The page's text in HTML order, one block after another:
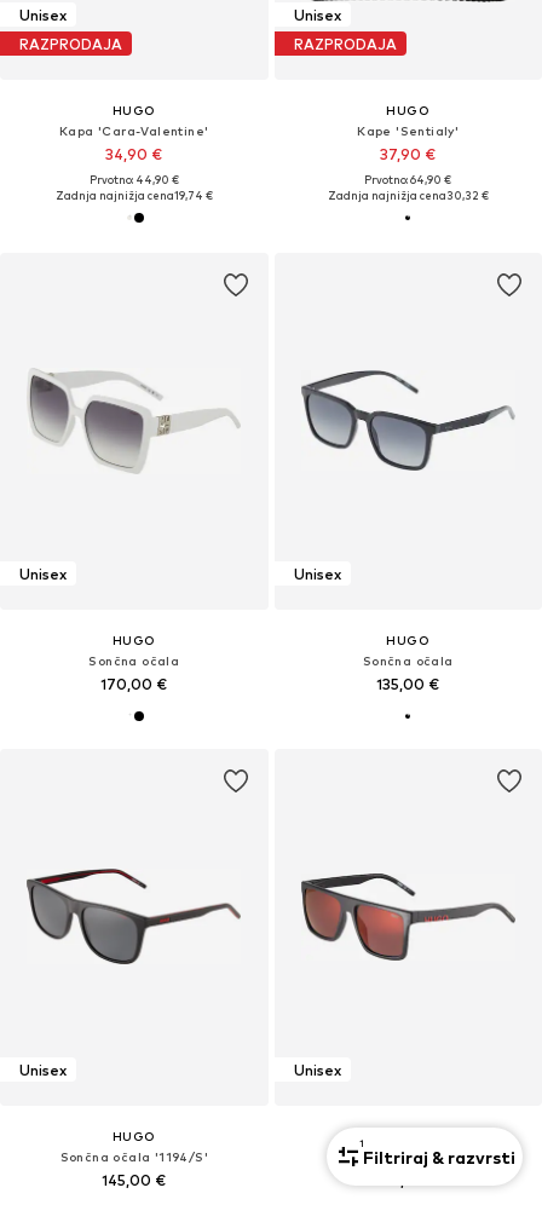
Unisex
RAZPRODAJA
HUGO
Kapa 'Cara-Valentine'
34,90 €
Prvotno: 44,90 €
Zadnja najnižja cena19,74 €
Unisex
RAZPRODAJA
HUGO
Kape 'Sentialy'
37,90 €
Prvotno: 64,90 €
Zadnja najnižja cena30,32 €
Unisex
HUGO
Sončna očala
170,00 €
Unisex
HUGO
Sončna očala
135,00 €
Unisex
HUGO
Sončna očala '1194/S'
145,00 €
Unisex
Sončna očala '1069/S'
1
Filtriraj & razvrsti